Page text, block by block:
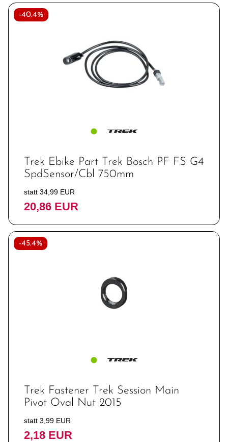
-40.4%
Trek Ebike Part Trek Bosch PF FS G4
SpdSensor/Cbl 750mm
statt 34,99 EUR
20,86 EUR
-45.4%
Trek Fastener Trek Session Main
Pivot Oval Nut 2015
statt 3,99 EUR
2,18 EUR